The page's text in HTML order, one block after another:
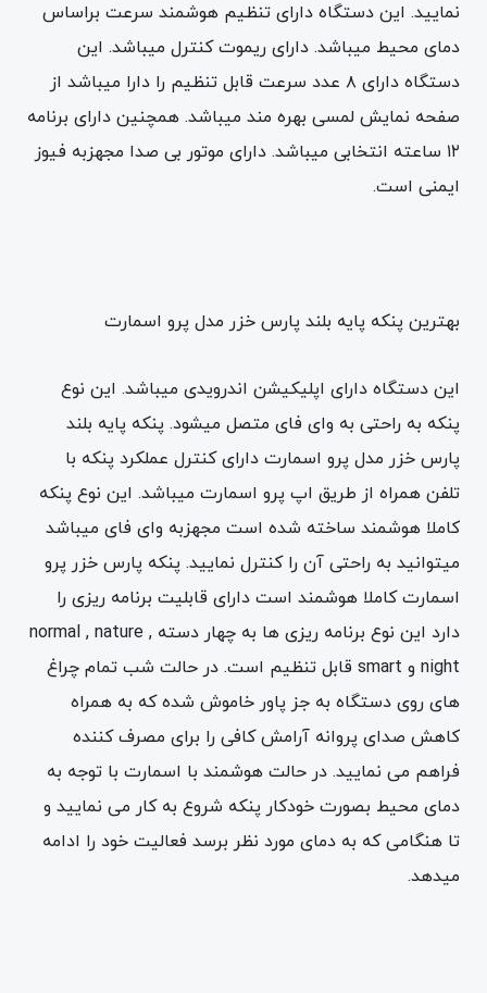
نمایید. این دستگاه دارای تنظیم هوشمند سرعت براساس
دمای محیط میباشد. دارای ریموت کنترل میباشد. این
دستگاه دارای ۸ عدد سرعت قابل تنظیم را دارا میباشد از
صفحه نمایش لمسی بهره مند میباشد. همچنین دارای برنامه
۱۲ ساعته انتخابی میباشد. دارای موتور بی صدا مجهزبه فیوز
ایمنی است.
بهترین پنکه پایه بلند پارس خزر مدل پرو اسمارت
این دستگاه دارای اپلیکیشن اندرویدی میباشد. این نوع
پنکه به راحتی به وای فای متصل میشود. پنکه پایه بلند
پارس خزر مدل پرو اسمارت دارای کنترل عملکرد پنکه با
تلفن همراه از طریق اپ پرو اسمارت میباشد. این نوع پنکه
کاملا هوشمند ساخته شده است مجهزبه وای فای میباشد
میتوانید به راحتی آن را کنترل نمایید. پنکه پارس خزر پرو
اسمارت کاملا هوشمند است دارای قابلیت برنامه ریزی را
دارد این نوع برنامه ریزی ها به چهار دسته normal , nature ,
night و smart قابل تنظیم است. در حالت شب تمام چراغ
های روی دستگاه به جز پاور خاموش شده که به همراه
کاهش صدای پروانه آرامش کافی را برای مصرف کننده
فراهم می نمایید. در حالت هوشمند با اسمارت با توجه به
دمای محیط بصورت خودکار پنکه شروع به کار می نمایید و
تا هنگامی که به دمای مورد نظر برسد فعالیت خود را ادامه
میدهد.